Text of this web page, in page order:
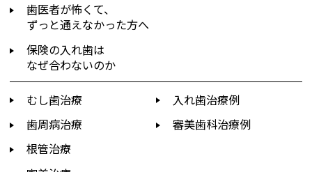
歯医者が怖くて、
ずっと通えなかった方へ
保険の入れ歯は
なぜ合わないのか
むし歯治療
歯周病治療
根管治療
入れ歯治療例
審美歯科治療例